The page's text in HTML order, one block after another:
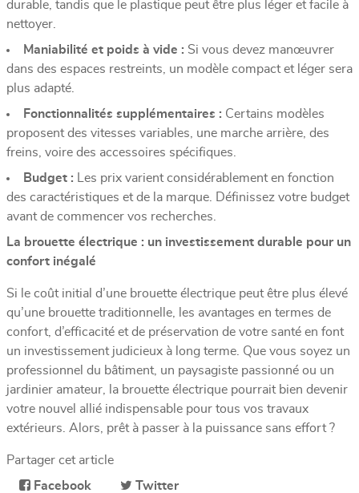
durable, tandis que le plastique peut être plus léger et facile à
nettoyer.
Maniabilité et poids à vide : Si vous devez manœuvrer
dans des espaces restreints, un modèle compact et léger sera
plus adapté.
Fonctionnalités supplémentaires : Certains modèles
proposent des vitesses variables, une marche arrière, des
freins, voire des accessoires spécifiques.
Budget : Les prix varient considérablement en fonction
des caractéristiques et de la marque. Définissez votre budget
avant de commencer vos recherches.
La brouette électrique : un investissement durable pour un
confort inégalé
Si le coût initial d’une brouette électrique peut être plus élevé
qu’une brouette traditionnelle, les avantages en termes de
confort, d’efficacité et de préservation de votre santé en font
un investissement judicieux à long terme. Que vous soyez un
professionnel du bâtiment, un paysagiste passionné ou un
jardinier amateur, la brouette électrique pourrait bien devenir
votre nouvel allié indispensable pour tous vos travaux
extérieurs. Alors, prêt à passer à la puissance sans effort ?
Partager cet article
Facebook
Twitter